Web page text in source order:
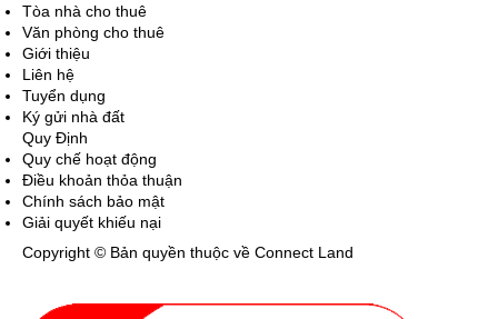
Tòa nhà cho thuê
Văn phòng cho thuê
Giới thiệu
Liên hệ
Tuyển dụng
Ký gửi nhà đất
Quy Định
Quy chế hoạt động
Điều khoản thỏa thuận
Chính sách bảo mật
Giải quyết khiếu nại
Copyright © Bản quyền thuộc về Connect Land